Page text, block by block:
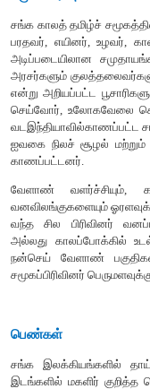
இருந்தன
சில
காலச்
சமூகம் ,
ஆட்சி செய்யும் மன்னர்
சமூகப்பிரிவுகள்
பரதவர்
எயினர்,
அடிப்படையிலான
அரசர்களும்
என்று
அறியப்பட்ட
செய்வோர்,
ஐவகை
வேளாண்